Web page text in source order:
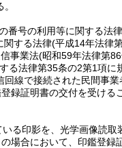
番号の利用等に関する法律
関する法律(平成14年法律
事業法(昭和59年法律第
る法律第35条の2第1項に
線で接続された民間事業
録証明書の交付を受ける
る印影を、光学画像読取
の場合において、印鑑登録